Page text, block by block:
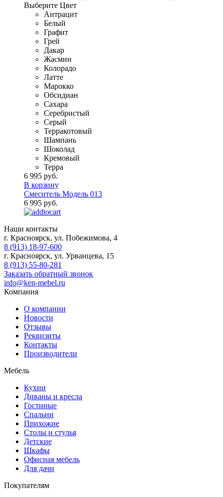
Выберите Цвет
Антрацит
Белый
Графит
Грей
Дакар
Жасмин
Колорадо
Латте
Марокко
Обсидиан
Сахара
Серебристый
Серый
Терракотовый
Шампань
Шоколад
Кремовый
Терра
6 995 руб.
В корзину
Смеситель Модель 013
6 995 руб.
Наши контакты
г. Красноярск, ул. Побежимова, 4
8 (913) 18-97-600
г. Красноярск, ул. Урванцева, 15
8 (913) 55-80-281
Заказать обратный звонок
info@ken-mebel.ru
Компания
О компании
Новости
Отзывы
Реквизиты
Контакты
Производители
Мебель
Кухни
Диваны и кресла
Гостиные
Спальни
Прихожие
Столы и стулья
Детские
Шкафы
Офисная мебель
Для дачи
Покупателям